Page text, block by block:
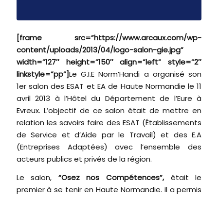
[frame src=”https://www.arcaux.com/wp-
content/uploads/2013/04/logo-salon-gie.jpg”
width=”127″ height=”150″ align=”left” style=”2″
linkstyle=”pp”]Le G.I.E Norm’Handi a organisé son
1er salon des ESAT et EA de Haute Normandie le 11
avril 2013 à l’Hôtel du Département de l’Eure à
Evreux. L’objectif de ce salon était de mettre en
relation les savoirs faire des ESAT (Établissements
de Service et d’Aide par le Travail) et des E.A
(Entreprises Adaptées) avec l’ensemble des
acteurs publics et privés de la région.
Le salon, “Osez nos Compétences”,était le
premier à se tenir en Haute Normandie. Il a permis